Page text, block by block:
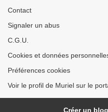
Contact
Signaler un abus
C.G.U.
Cookies et données
Préférences cookies
Voir le profil de Muriel sur le
Créer un